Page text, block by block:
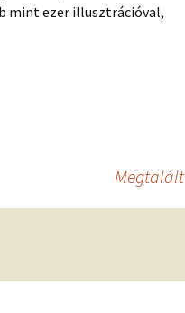
mint ezer illusztrációval,